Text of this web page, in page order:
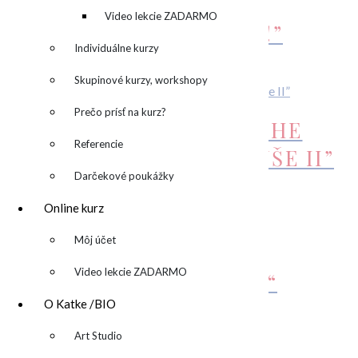
kreatívny denník
Video lekcie ZADARMO
Individuálne kurzy
Skupinové kurzy, workshopy
Prečo prísť na kurz?
Referencie
Darčekové poukážky
Online kurz
▼ Môj účet
Video lekcie ZADARMO
O Katke /BIO
▼ Art Studio
DANCE“/“TANCUJME!”
690,00€ Pridať do košíka
OBRAZ “TOUCH OF THE
SOUL II”/”DOTYK DUŠE II”
OBRAZ
„SEEDS“/“SEMIENKA“